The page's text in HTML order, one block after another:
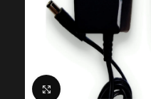
Büyütmek için tıklayın